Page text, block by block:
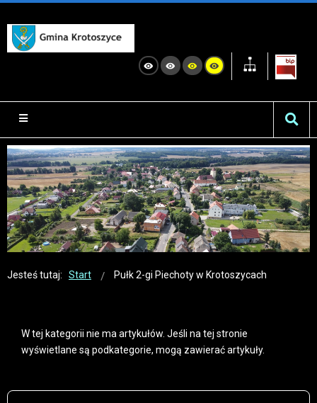
Jesteś tutaj: Start Pułk 2-gi Piechoty w Krotoszycach
W tej kategorii nie ma artykułów. Jeśli na tej stronie
wyświetlane są podkategorie, mogą zawierać artykuły.